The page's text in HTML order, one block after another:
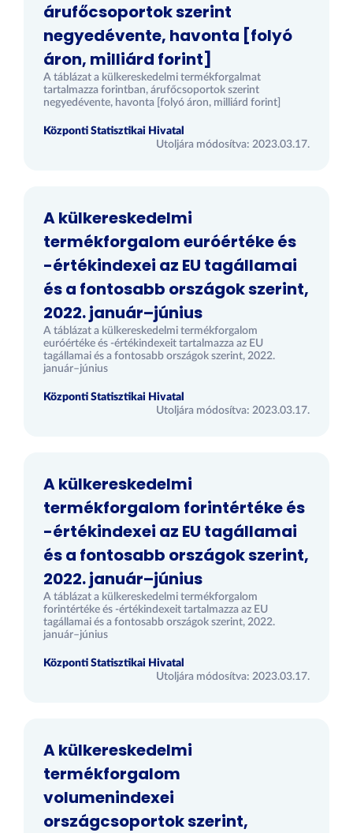
árufőcsoportok szerint
negyedévente, havonta [folyó
áron, milliárd forint]
A táblázat a külkereskedelmi termékforgalmat
tartalmazza forintban, árufőcsoportok szerint
negyedévente, havonta [folyó áron, milliárd forint]
Központi Statisztikai Hivatal
Utoljára módosítva: 2023.03.17.
A külkereskedelmi
termékforgalom euróértéke és
-értékindexei az EU tagállamai
és a fontosabb országok szerint,
2022. január–június
A táblázat a külkereskedelmi termékforgalom
euróértéke és -értékindexeit tartalmazza az EU
tagállamai és a fontosabb országok szerint, 2022.
január–június
Központi Statisztikai Hivatal
Utoljára módosítva: 2023.03.17.
A külkereskedelmi
termékforgalom forintértéke és
-értékindexei az EU tagállamai
és a fontosabb országok szerint,
2022. január–június
A táblázat a külkereskedelmi termékforgalom
forintértéke és -értékindexeit tartalmazza az EU
tagállamai és a fontosabb országok szerint, 2022.
január–június
Központi Statisztikai Hivatal
Utoljára módosítva: 2023.03.17.
A külkereskedelmi
termékforgalom
volumenindexei
országcsoportok szerint,